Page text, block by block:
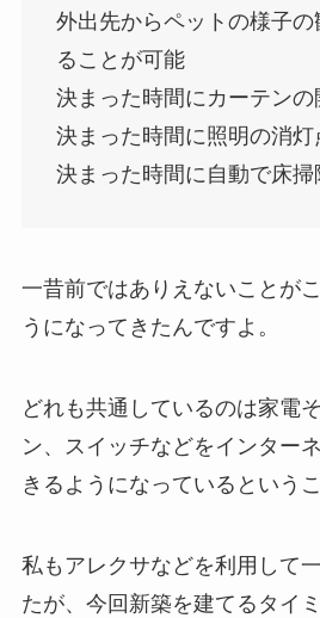
外出先からペットの様子の
ることが可能
決まった時間にカーテン
決まった時間に照明の消
決まった時間に自動で床掃
一昔前ではありえないことが
うになってきたんですよ。
どれも共通しているのは家電
ン、スイッチなどをインター
きるようになっているというこ
私もアレクサなどを利用して
たが、今回新築を建てるタイ